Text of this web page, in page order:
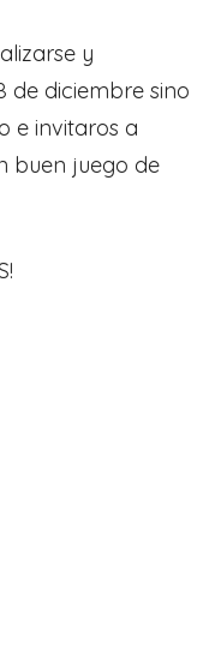
y
de diciembre sino
e invitaros a
buen juego de